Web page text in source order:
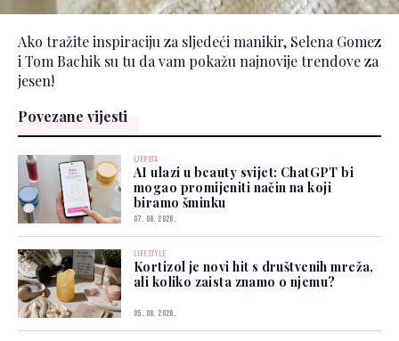
Ako tražite inspiraciju za sljedeći manikir, Selena Gomez
i Tom Bachik su tu da vam pokažu najnovije trendove za
jesen!
Povezane vijesti
LJEPOTA
AI ulazi u beauty svijet: ChatGPT bi
mogao promijeniti način na koji
biramo šminku
07. 08. 2026.
LIFESTYLE
Kortizol je novi hit s društvenih mreža,
ali koliko zaista znamo o njemu?
05. 08. 2026.